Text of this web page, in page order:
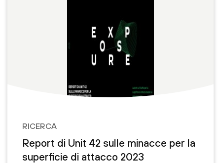
RICERCA
Report di Unit 42 sulle minacce per la
superficie di attacco 2023